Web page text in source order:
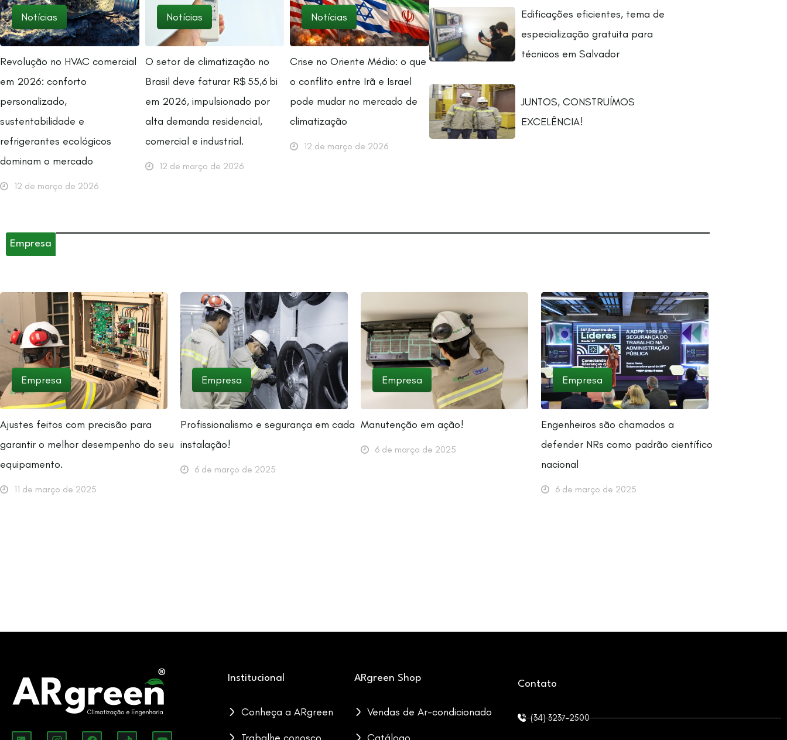
Notícias
Revolução no HVAC comercial
em 2026: conforto
personalizado,
sustentabilidade e
refrigerantes ecológicos
dominam o mercado
12 de março de 2026
Notícias
O setor de climatização no
Brasil deve faturar R$ 55,6 bi
em 2026, impulsionado por
alta demanda residencial,
comercial e industrial.
12 de março de 2026
Notícias
Crise no Oriente Médio: o que
o conflito entre Irã e Israel
pode mudar no mercado de
climatização
12 de março de 2026
Edificações eficientes, tema de
especialização gratuita para
técnicos em Salvador
JUNTOS, CONSTRUÍMOS
EXCELÊNCIA!
Empresa
Empresa
Ajustes feitos com precisão para
garantir o melhor desempenho do seu
equipamento.
11 de março de 2025
Empresa
Profissionalismo e segurança em cada
instalação!
6 de março de 2025
Empresa
Manutenção em ação!
6 de março de 2025
Empresa
Engenheiros são chamados a
defender NRs como padrão científico
nacional
6 de março de 2025
Institucional
Conheça a ARgreen
ARgreen Shop
Vendas de Ar-condicionado
Contato
(34) 3237-2500